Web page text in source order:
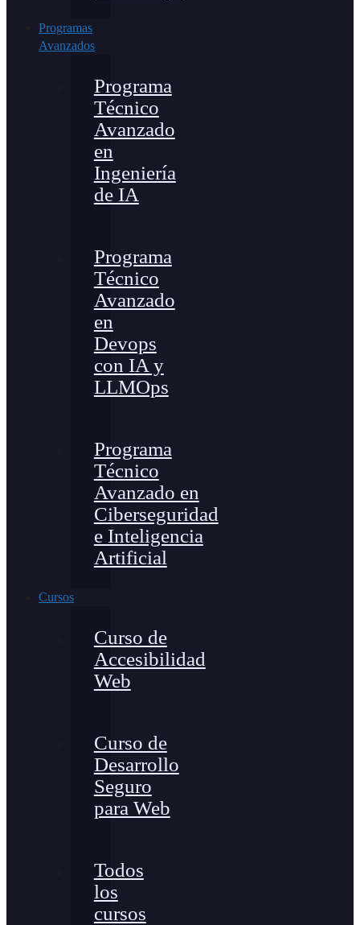
Programas
Avanzados
Programa
Técnico
Avanzado
en
Ingeniería
de IA
Programa
Técnico
Avanzado
en
Devops
con IA y
LLMOps
Programa
Técnico
Avanzado en
Ciberseguridad
e Inteligencia
Artificial
Cursos
Curso de
Accesibilidad
Web
Curso de
Desarrollo
Seguro
para Web
Todos
los
cursos